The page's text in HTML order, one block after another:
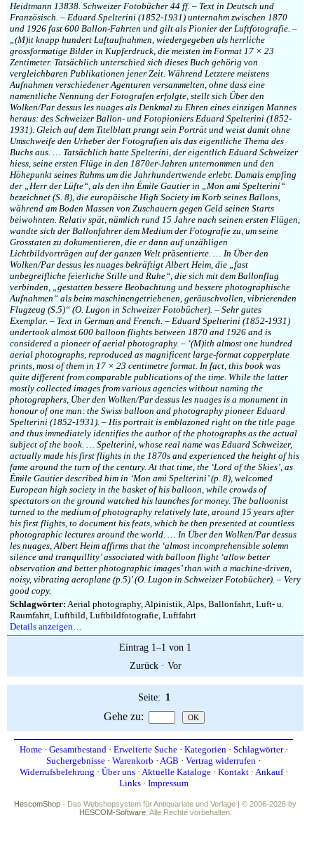
Heidtmann 13838. Schweizer Fotobücher 44 ff. – Text in Deutsch und
Französisch. – Eduard Spelterini (1852-1931) unternahm zwischen 1870
und 1926 fast 600 Ballon-Fahrten und gilt als Pionier der Luftfotografie. –
„(M)it knapp hundert Luftaufnahmen, wiedergegeben als herrliche
grossformatige Bilder in Kupferdruck, die meisten im Format 17 × 23
Zentimeter. Tatsächlich unterschied sich dieses Buch gehörig von
vergleichbaren Publikationen jener Zeit. Während Letztere meistens
Aufnahmen verschiedener Agenturen versammelten, ohne dass eine
namentliche Nennung der Fotografen erfolgte, stellt sich Über den
Wolken/Par dessus les nuages als Denkmal zu Ehren eines einzigen Mannes
heraus: des Schweizer Ballon- und Fotopioniers Eduard Spelterini (1852-
1931). Gleich auf dem Titelblatt prangt sein Porträt und weist damit ohne
Umschweife den Urheber der Fotografien als das eigentliche Thema des
Buchs aus. … Tatsächlich hatte Spelterini, der eigentlich Eduard Schweizer
hiess, seine ersten Flüge in den 1870er-Jahren unternommen und den
Höhepunkt seines Ruhms um die Jahrhundertwende erlebt. Damals empfing
der „Herr der Lüfte“, als den ihn Émile Gautier in „Mon ami Spelterini“
bezeichnet (S. 8), die europäische High Society im Korb seines Ballons,
während am Boden Massen von Zuschauern gegen Geld seinen Starts
beiwohnten. Relativ spät, nämlich rund 15 Jahre nach seinen ersten Flügen,
wandte sich der Ballonfahrer dem Medium der Fotografie zu, um seine
Grosstaten zu dokumentieren, die er dann auf unzähligen
Lichtbildvorträgen auf der ganzen Welt präsentierte. … In Über den
Wolken/Par dessus les nuages bekräftigt Albert Heim, die „fast
unbegreifliche feierliche Stille und Ruhe“, die sich mit dem Ballonflug
verbinden, „gestatten bessere Beobachtung und bessere photographische
Aufnahmen“ als beim maschinengetriebenen, geräuschvollen, vibrierenden
Flugzeug (S.5)“ (O. Lugon in Schweizer Fotobücher). – Sehr gutes
Exemplar. – Text in German and French. – Eduard Spelterini (1852-1931)
undertook almost 600 balloon flights between 1870 and 1926 and is
considered a pioneer of aerial photography. – ‘(M)ith almost one hundred
aerial photographs, reproduced as magnificent large-format copperplate
prints, most of them in 17 × 23 centimetre format. In fact, this book was
quite different from comparable publications of the time. While the latter
mostly collected images from various agencies without naming the
photographers, Über den Wolken/Par dessus les nuages is a monument in
honour of one man: the Swiss balloon and photography pioneer Eduard
Spelterini (1852-1931). – His portrait is emblazoned right on the title page
and thus immediately identifies the author of the photographs as the actual
subject of the book. … Spelterini, whose real name was Eduard Schweizer,
actually made his first flights in the 1870s and experienced the height of his
fame around the turn of the century. At that time, the ‘Lord of the Skies’, as
Émile Gautier described him in ‘Mon ami Spelterini’ (p. 8), welcomed
European high society in the basket of his balloon, while crowds of
spectators on the ground watched his launches for money. The balloonist
turned to the medium of photography relatively late, around 15 years after
his first flights, to document his feats, which he then presented at countless
photographic lectures around the world. … In Über den Wolken/Par dessus
les nuages, Albert Heim affirms that the ‘almost incomprehensible solemn
silence and tranquillity’ associated with balloon flight ‘allow better
observation and better photographic images’ than with a machine-driven,
noisy, vibrating aeroplane (p.5)’ (O. Lugon in Schweizer Fotobücher). – Very
good copy.
Schlagwörter: Aerial photography, Alpinistik, Alps, Ballonfahrt, Luft- u.
Raumfahrt, Luftbild, Luftbildfotografie, Luftfahrt
Details anzeigen…
Eintrag 1–1 von 1
Zurück· Vor
Seite: 1
Gehe zu:
Home· Gesamtbestand· Erweiterte Suche· Kategorien· Schlagwörter·
Suchergebnisse · Warenkorb · AGB · Vertrag widerrufen ·
Widerrufsbelehrung · Über uns· Aktuelle Kataloge· Kontakt· Ankauf·
Links· Impressum
HescomShop - Das Webshopsystem für Antiquariate und Verlage | © 2006-2026 by
HESCOM-Software. Alle Rechte vorbehalten.